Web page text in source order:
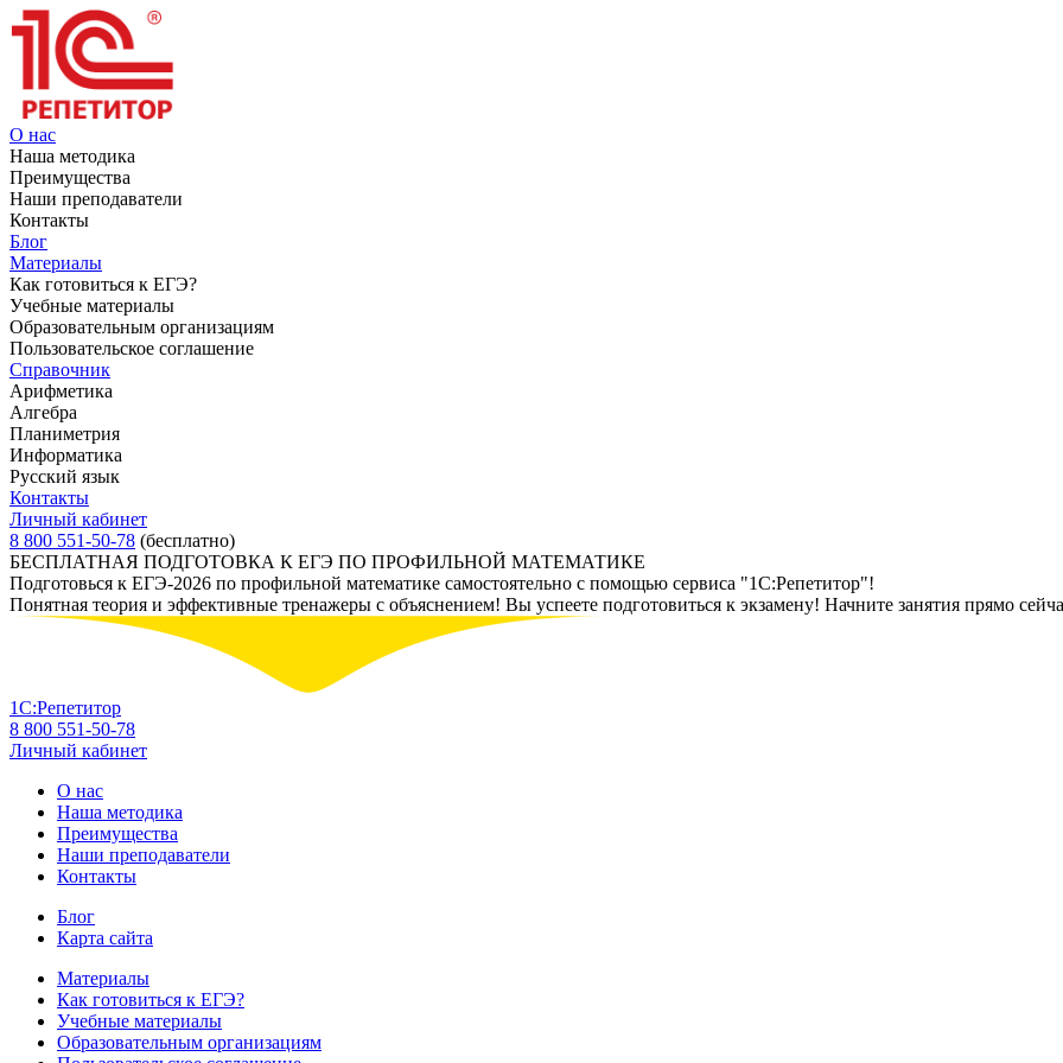
О нас
Наша методика
Преимущества
Наши преподаватели
Контакты
Блог
Материалы
Как готовиться к ЕГЭ?
Учебные материалы
Образовательным организациям
Пользовательское соглашение
Справочник
Арифметика
Алгебра
Планиметрия
Информатика
Русский язык
Контакты
Личный кабинет
8 800 551-50-78 (бесплатно)
БЕСПЛАТНАЯ ПОДГОТОВКА К ЕГЭ ПО ПРОФИЛЬНОЙ МАТЕМАТИКЕ
Подготовься к ЕГЭ-2026 по профильной математике самостоятельно с помощью сервиса "1С:Репетитор"!
Понятная теория и эффективные тренажеры с объяснением! Вы успеете подготовиться к экзамену! Начните занятия прямо
1С:Репетитор
8 800 551-50-78
Личный кабинет
О нас
Наша методика
Преимущества
Наши преподаватели
Контакты
Блог
Карта сайта
Материалы
Как готовиться к ЕГЭ?
Учебные материалы
Образовательным организациям